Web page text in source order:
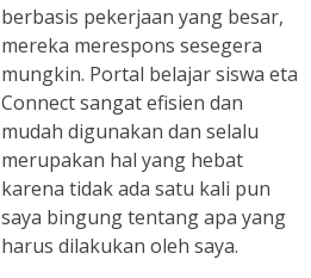
berbasis pekerjaan yang besar,
mereka merespons sesegera
mungkin. Portal belajar siswa eta
Connect sangat efisien dan
mudah digunakan dan selalu
merupakan hal yang hebat
karena tidak ada satu kali pun
saya bingung tentang apa yang
harus dilakukan oleh saya.